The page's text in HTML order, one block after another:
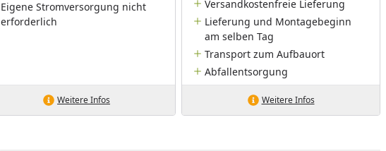
Eigene Stromversorgung nicht
erforderlich
Weitere Infos
Versandkostenfreie Lieferung
Lieferung und Montagebeginn
am selben Tag
Transport zum Aufbauort
Abfallentsorgung
Weitere Infos